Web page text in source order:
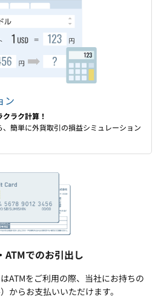
ン
ラク計算！
簡単に外貨取引の損益シミュレーション
ATMでのお引出し
ATMをご利用の際、当社にお持ちの
からお支払いいただけます。